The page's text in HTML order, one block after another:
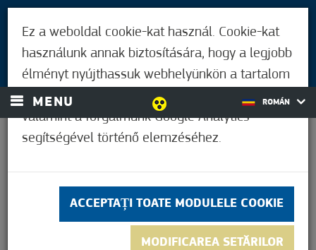
AUTENTIFICARE
MENU ROMÁN
Ez a weboldal cookie-kat használ. Cookie-kat
használunk annak biztosítására, hogy a legjobb
élményt nyújthassuk webhelyünkön a tartalom
és a hirdetések személyre szabásához,
valamint a forgalmunk Google Analytics
segítségével történő elemzéséhez.
ACCEPTAȚI TOATE MODULELE COOKIE
MODIFICAREA SETĂRILOR